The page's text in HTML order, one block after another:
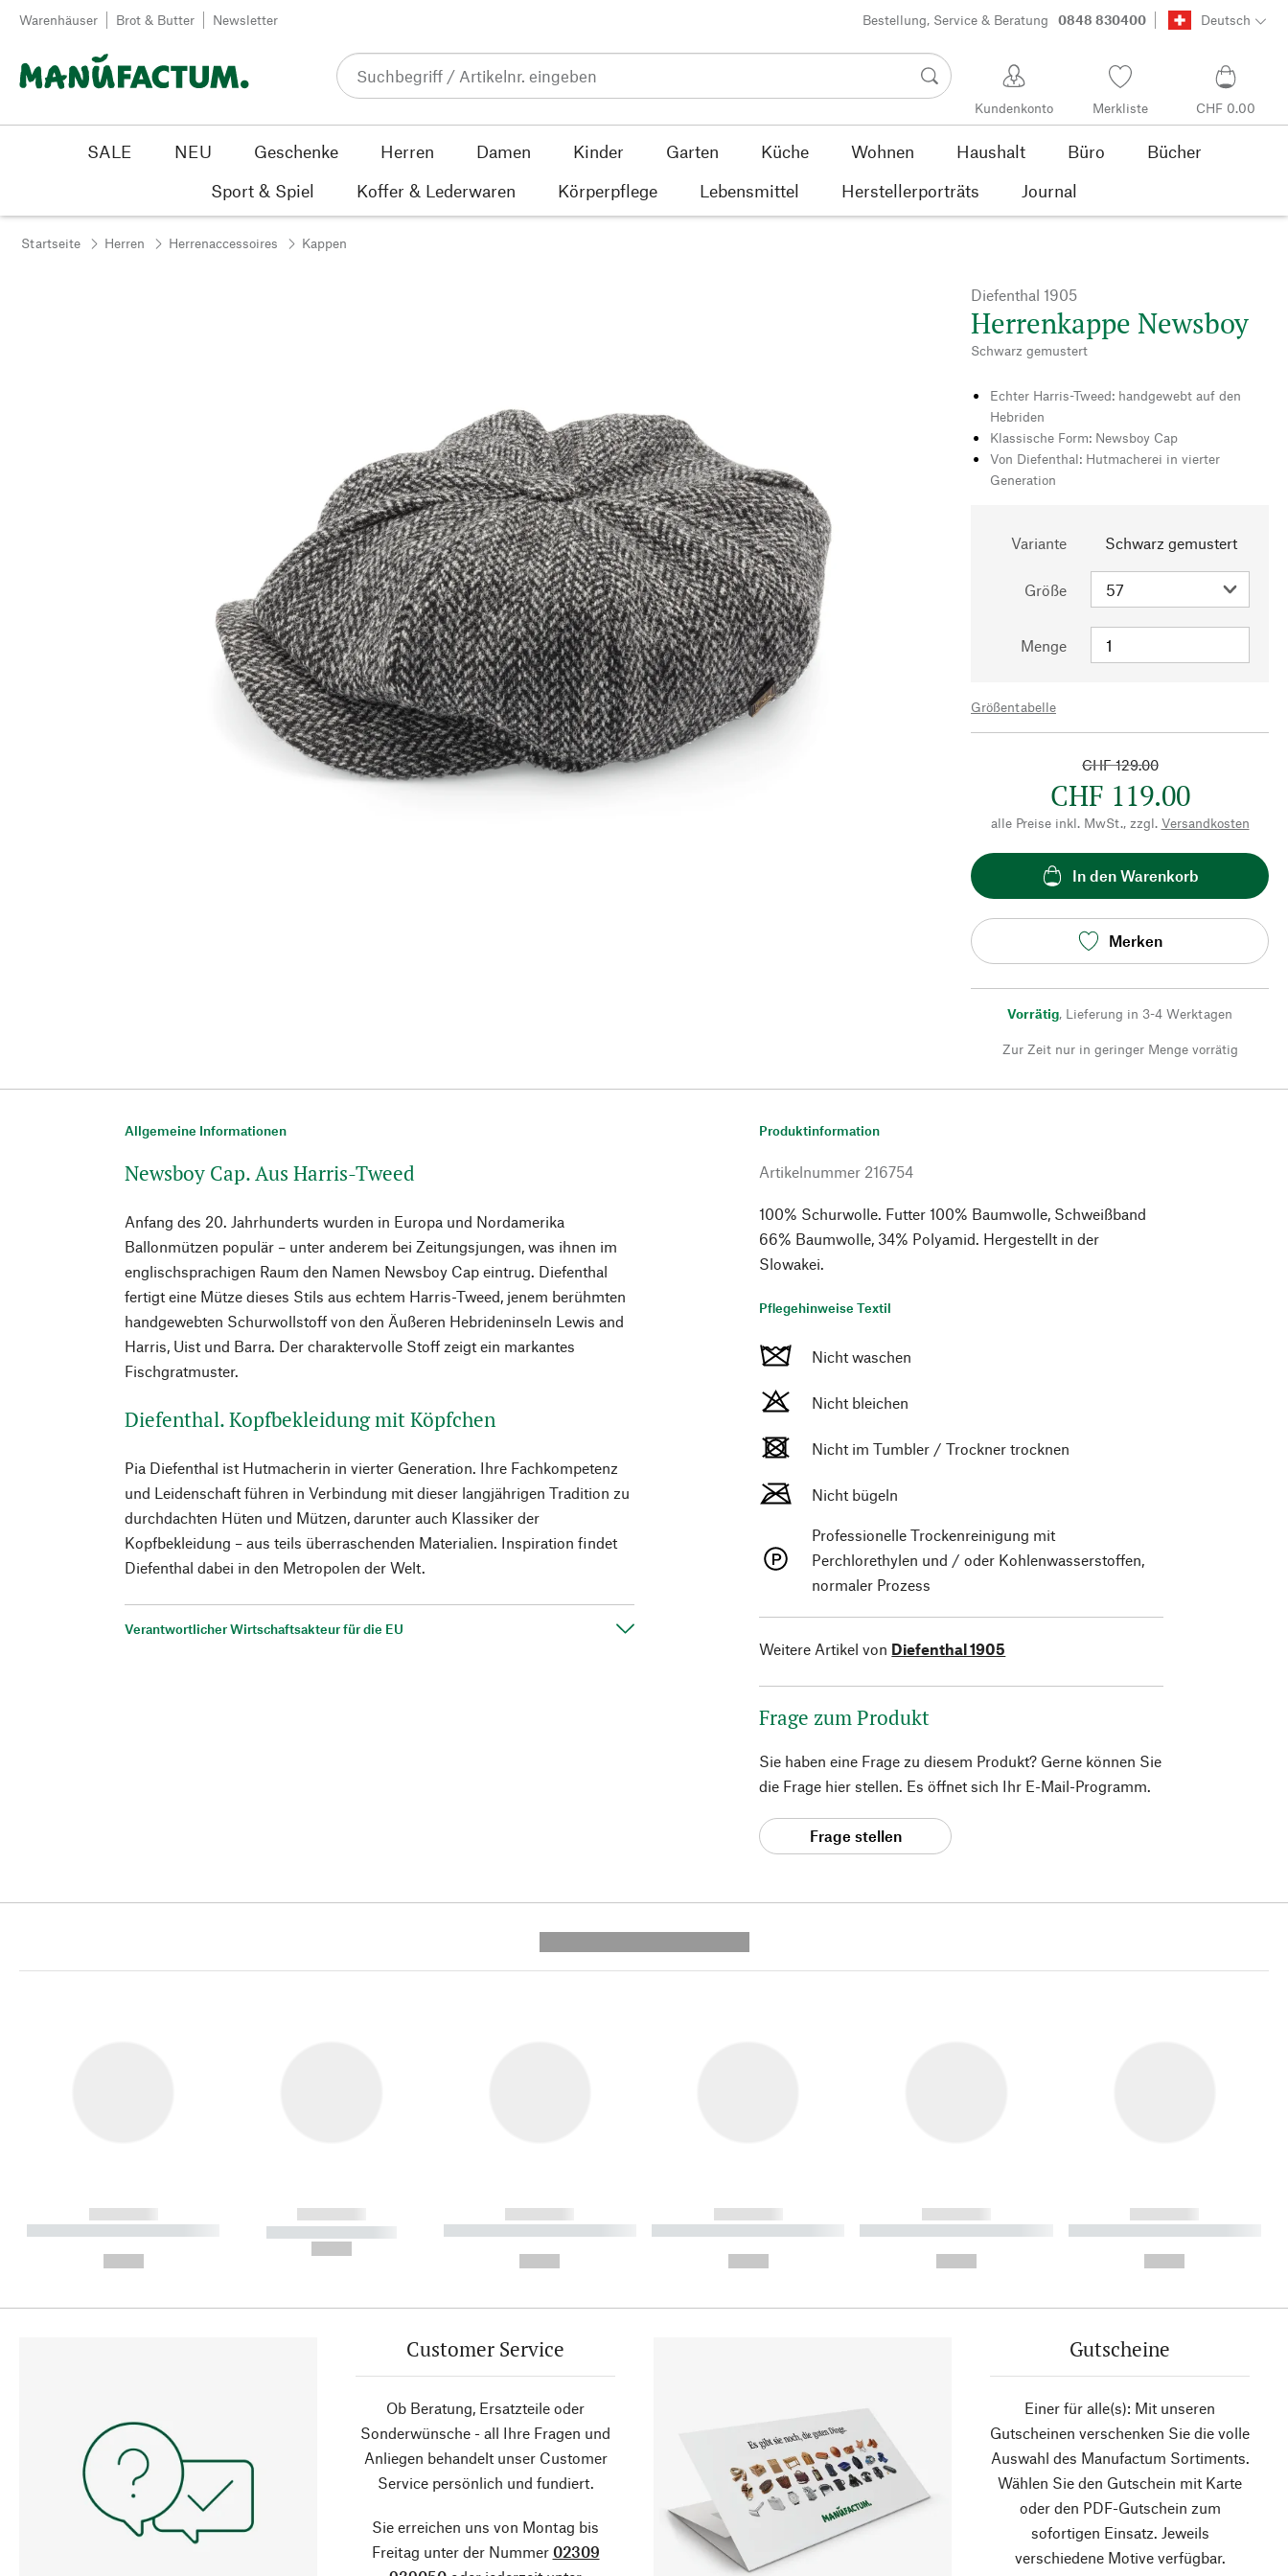
Zum Inhalt springen
Warenhäuser Brot & Butter Newsletter Bestellung, Service & Beratung 0848 830400 Deutsch
Kundenkonto Merkliste CHF 0.00
SALE NEU Geschenke Herren Damen Kinder Garten Küche Wohnen Haushalt Büro
Bücher
Sport & Spiel
Koffer & Lederwaren Körperpflege Lebensmittel Herstellerporträts Journal
Startseite Herren Herrenaccessoires Kappen
Diefenthal 1905
Herrenkappe Newsboy
Schwarz gemustert
Echter Harris-Tweed: handgewebt auf den
Hebriden
Klassische Form: Newsboy Cap
Von Diefenthal: Hutmacherei in vierter
Generation
Variante Schwarz gemustert
Größe
Menge
Größentabelle
CHF 129.00
CHF 119.00
alle Preise inkl. MwSt., zzgl. Versandkosten
In den Warenkorb
Merken
Vorrätig, Lieferung in 3-4 Werktagen
Zur Zeit nur in geringer Menge vorrätig
Allgemeine Informationen
Newsboy Cap. Aus Harris-Tweed
Anfang des 20. Jahrhunderts wurden in Europa und Nordamerika
Ballonmützen populär – unter anderem bei Zeitungsjungen, was ihnen im
englischsprachigen Raum den Namen Newsboy Cap eintrug. Diefenthal
fertigt eine Mütze dieses Stils aus echtem Harris-Tweed, jenem berühmten
handgewebten Schurwollstoff von den Äußeren Hebrideninseln Lewis and
Harris, Uist und Barra. Der charaktervolle Stoff zeigt ein markantes
Fischgratmuster.
Diefenthal. Kopfbekleidung mit Köpfchen
Pia Diefenthal ist Hutmacherin in vierter Generation. Ihre Fachkompetenz
und Leidenschaft führen in Verbindung mit dieser langjährigen Tradition zu
durchdachten Hüten und Mützen, darunter auch Klassiker der
Kopfbekleidung – aus teils überraschenden Materialien. Inspiration findet
Diefenthal dabei in den Metropolen der Welt.
Verantwortlicher Wirtschaftsakteur für die EU
Produktinformation
Artikelnummer 216754
100% Schurwolle. Futter 100% Baumwolle, Schweißband
66% Baumwolle, 34% Polyamid. Hergestellt in der
Slowakei.
Pflegehinweise Textil
Nicht waschen
Nicht bleichen
Nicht im Tumbler / Trockner trocknen
Nicht bügeln
Professionelle Trockenreinigung mit
Perchlorethylen und / oder Kohlenwasserstoffen,
normaler Prozess
Weitere Artikel von Diefenthal 1905
Frage zum Produkt
Sie haben eine Frage zu diesem Produkt? Gerne können Sie
die Frage hier stellen. Es öffnet sich Ihr E-Mail-Programm.
Frage stellen
------------
----------- ----------- ----------
------------
----------- -----------
------------
----------- ----------- ----------
------------
----------- ----------- ----------
------------
----------- ----------- ----------
------------
----------- ----------- ----------
Customer Service
Ob Beratung, Ersatzteile oder
Sonderwünsche - all Ihre Fragen und
Anliegen behandelt unser Customer
Service persönlich und fundiert.
Sie erreichen uns von Montag bis
Freitag unter der Nummer 02309
Gutscheine
Einer für alle(s): Mit unseren
Gutscheinen verschenken Sie die volle
Auswahl des Manufactum Sortiments.
Wählen Sie den Gutschein mit Karte
oder den PDF-Gutschein zum
sofortigen Einsatz. Jeweils
verschiedene Motive verfügbar.